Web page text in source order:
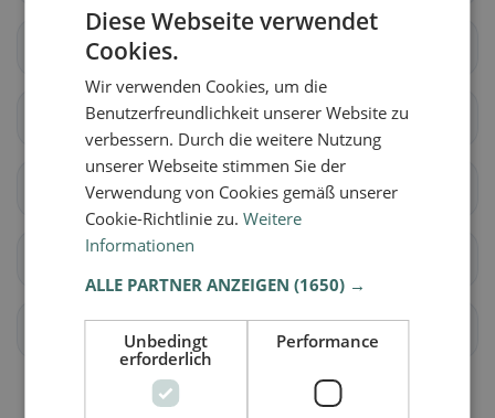
Seedorf (BE)
Bannwil
Bleienbach Busswil bei Melchnau
Gondiswil
Madiswil
Diese Webseite verwendet
Cookies.
Wir verwenden Cookies, um die
Benutzerfreundlichkeit unserer Website zu
verbessern. Durch die weitere Nutzung
unserer Webseite stimmen Sie der
Verwendung von Cookies gemäß unserer
Cookie-Richtlinie zu.Weitere
Informationen
ALLE PARTNER ANZEIGEN(1650) →
Unbedingt
erforderlich
Performance